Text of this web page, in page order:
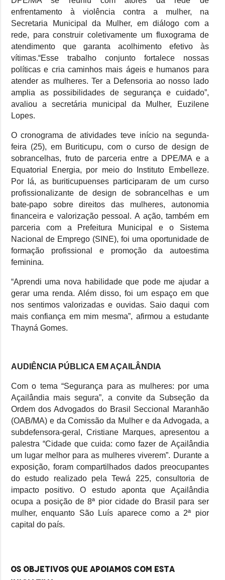
enfrentamento à violência contra a mulher, na
Secretaria Municipal da Mulher, em diálogo com a
rede, para construir coletivamente um fluxograma de
atendimento que garanta acolhimento efetivo às
vítimas.“Esse trabalho conjunto fortalece nossas
políticas e cria caminhos mais ágeis e humanos para
atender as mulheres. Ter a Defensoria ao nosso lado
amplia as possibilidades de segurança e cuidado”,
avaliou a secretária municipal da Mulher, Euzilene
Lopes.
O cronograma de atividades teve início na segunda-
feira (25), em Buriticupu, com o curso de design de
sobrancelhas, fruto de parceria entre a DPE/MA e a
Equatorial Energia, por meio do Instituto Embelleze.
Por lá, as buriticupuenses participaram de um curso
profissionalizante de design de sobrancelhas e um
bate-papo sobre direitos das mulheres, autonomia
financeira e valorização pessoal. A ação, também em
parceria com a Prefeitura Municipal e o Sistema
Nacional de Emprego (SINE), foi uma oportunidade de
formação profissional e promoção da autoestima
feminina.
“Aprendi uma nova habilidade que pode me ajudar a
gerar uma renda. Além disso, foi um espaço em que
nos sentimos valorizadas e ouvidas. Saio daqui com
mais confiança em mim mesma”, afirmou a estudante
Thayná Gomes.
AUDIÊNCIA PÚBLICA EM AÇAILÂNDIA
Com o tema “Segurança para as mulheres: por uma
Açailândia mais segura”, a convite da Subseção da
Ordem dos Advogados do Brasil Seccional Maranhão
(OAB/MA) e da Comissão da Mulher e da Advogada, a
subdefensora-geral, Cristiane Marques, apresentou a
palestra “Cidade que cuida: como fazer de Açailândia
um lugar melhor para as mulheres viverem”. Durante a
exposição, foram compartilhados dados preocupantes
do estudo realizado pela Tewá 225, consultoria de
impacto positivo. O estudo aponta que Açailândia
ocupa a posição de 8ª pior cidade do Brasil para ser
mulher, enquanto São Luís aparece como a 2ª pior
capital do país.
Os objetivos que apoiamos com esta